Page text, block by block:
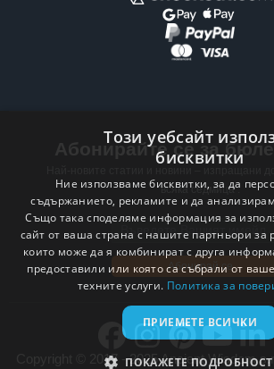
Абонирайте се за
всяка седмица .
Email address
Абонирай се
Copyright © 2017 - 2025 Ancient Wisdom
Този уебсайт
бисквитки
Ние използваме бисквитки, за да
съдържанието, рекламите и да
Също така споделяме информация за
сайт от ваша страна с нашите партньори за
които може да я комбинират с друга
предоставили или която са събрали от
техните услуги. Политика за
ПРИЕМЕТЕ ВСИЧКИ
ПОКАЖЕТЕ